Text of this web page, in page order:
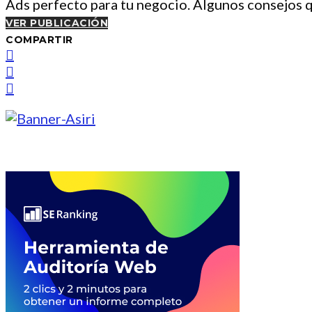
Ads perfecto para tu negocio. Algunos consejos
VER PUBLICACIÓN
COMPARTIR